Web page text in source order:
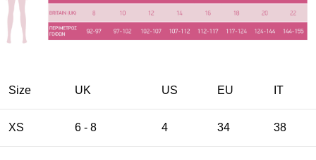
Size UK US EU ΙΤ
XS 6 - 8 4 34 38